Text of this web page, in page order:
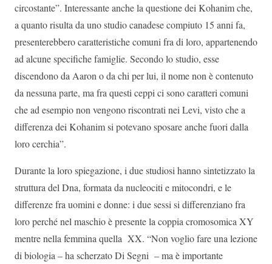
circostante”. Interessante anche la questione dei Kohanim che,
a quanto risulta da uno studio canadese compiuto 15 anni fa,
presenterebbero caratteristiche comuni fra di loro, appartenendo
ad alcune specifiche famiglie. Secondo lo studio, esse
discendono da Aaron o da chi per lui, il nome non è contenuto
da nessuna parte, ma fra questi ceppi ci sono caratteri comuni
che ad esempio non vengono riscontrati nei Levi, visto che a
differenza dei Kohanim si potevano sposare anche fuori dalla
loro cerchia”.
Durante la loro spiegazione, i due studiosi hanno sintetizzato la
struttura del Dna, formata da nucleociti e mitocondri, e le
differenze fra uomini e donne: i due sessi si differenziano fra
loro perché nel maschio è presente la coppia cromosomica XY
mentre nella femmina quella XX. “Non voglio fare una lezione
di biologia – ha scherzato Di Segni – ma è importante